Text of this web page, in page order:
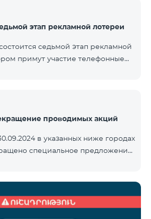
этап рекламной лотереи
состоится седьмой этап рекламной
примут участие телефонные
телефонов будут выбраны с
случайных чисел. Следите за
ru/B2S
проводимых акций
в указанных ниже городах
специальное предложение,
Ванадзор